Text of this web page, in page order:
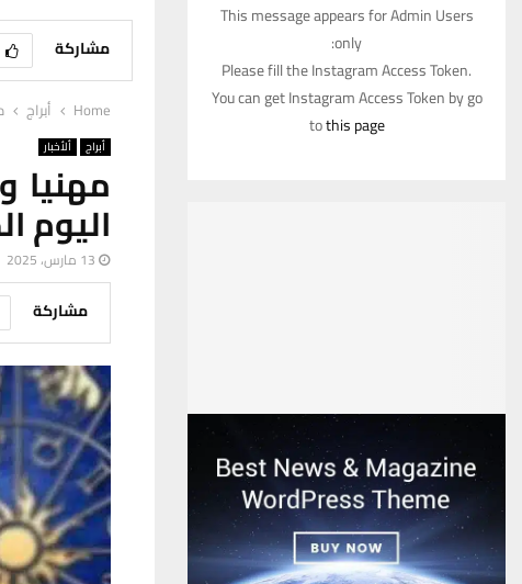
مشاركة
Home أبراج
أبراج ألأخبار
مهنيا
اليوم
13 مارس، 2025
مشاركة
This message appears for Admin Users
only:
Please fill the Instagram Access Token.
You can get Instagram Access Token by go
tothis page